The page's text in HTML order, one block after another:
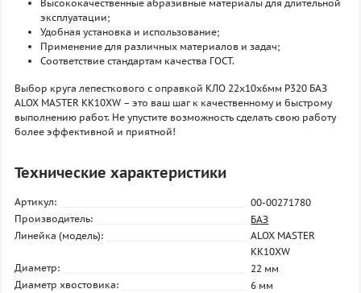
Высококачественные абразивные материалы для длительной
эксплуатации;
Удобная установка и использование;
Применение для различных материалов и задач;
Соответствие стандартам качества ГОСТ.
Выбор круга лепесткового с оправкой КЛО 22х10х6мм P320 БАЗ
ALOX MASTER KK10XW – это ваш шаг к качественному и быстрому
выполнению работ. Не упустите возможность сделать свою работу
более эффективной и приятной!
Технические характеристики
Артикул:
00-00271780
Производитель:
БАЗ
Линейка (модель):
ALOX MASTER
KK10XW
Диаметр:
22 мм
Диаметр хвостовика:
6 мм